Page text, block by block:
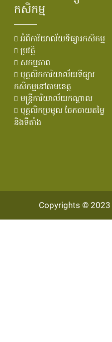
កសិកម្ម
អំពីការិយាល័យទីផ្សារកសិកម្ម
ប្រវតិ្ត
សកម្មភាព
បុគ្គលិកការិយាល័យទីផ្សារ
កសិកម្មនៅតាមខេត្ត
មន្រ្ដីការិយាល័យកណ្ដាល
បុគ្គលិកប្រមូល ចែកចាយតម្លៃ
និងទីតាំង
Copyrights © 2023